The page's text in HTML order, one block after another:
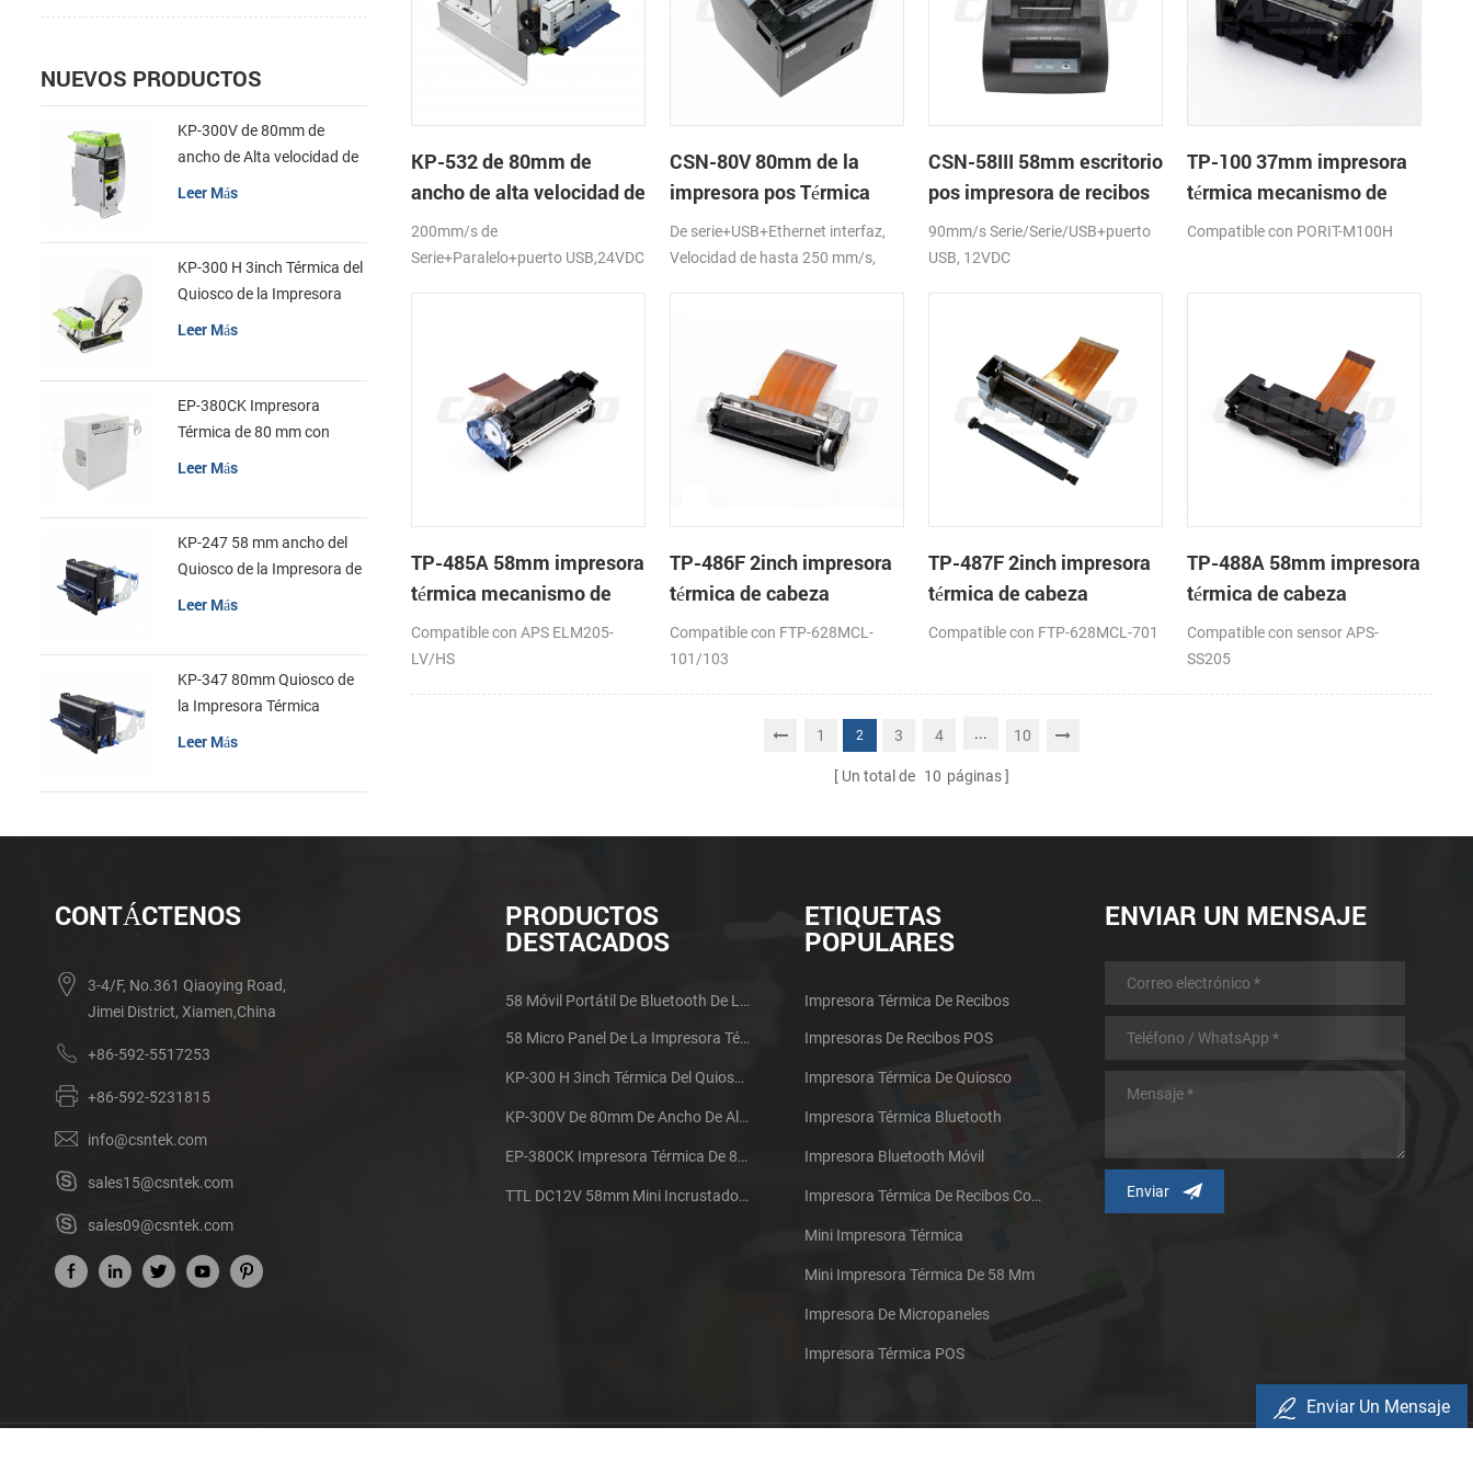
KP-532 de 80mm de
ancho de alta velocidad de
la impresora térmica del
quiosco
200mm/s de
Serie+Paralelo+puerto USB,24VDC
CSN-80V 80mm de la
impresora pos Térmica
De serie+USB+Ethernet interfaz,
Velocidad de hasta 250 mm/s,
CSN-58III 58mm escritorio
pos impresora de recibos
térmica
90mm/s Serie/Serie/USB+puerto
USB, 12VDC
TP-100 37mm impresora
térmica mecanismo de
Compatible con PORIT-M100H
TP-485A 58mm impresora
térmica mecanismo de
Compatible con APS ELM205-
LV/HS
TP-486F 2inch impresora
térmica de cabeza
Compatible con FTP-628MCL-
101/103
TP-487F 2inch impresora
térmica de cabeza
Compatible con FTP-628MCL-701
TP-488A 58mm impresora
térmica de cabeza
Compatible con sensor APS-
SS205
1 2 3 4 ... 10
Un total de 10 páginas
NUEVOS PRODUCTOS
KP-300V de 80mm de
ancho de Alta velocidad de
la Impresora Térmica del
Leer Más
KP-300 H 3inch Térmica del
Quiosco de la Impresora
Módulo de
Leer Más
EP-380CK Impresora
Térmica de 80 mm con
Leer Más
KP-247 58 mm ancho del
Quiosco de la Impresora de
Leer Más
KP-347 80mm Quiosco de
la Impresora Térmica
Leer Más
CONTÁCTENOS
3-4/F, No.361 Qiaoying Road,
Jimei District, Xiamen,China
+86-592-5517253
+86-592-5231815
info@csntek.com
sales15@csntek.com
sales09@csntek.com
PRODUCTOS
DESTACADOS
58 Móvil Portátil De Bluetooth De La Impresora Térmica De PTP-II
58 Micro Panel De La Impresora Térmica De Recibos CSN-A1
KP-300 H 3inch Térmica Del Quiosco De La Impresora Módulo De
KP-300V De 80mm De Ancho De Alta Velocidad De La Impresora Térmica Del Quiosco
EP-380CK Impresora Térmica De 80 Mm Con Bloqueo De La Tapa
TTL DC12V 58mm Mini Incrustado Taxi De La Impresora Térmica De Recibos
ETIQUETAS
POPULARES
Impresora Térmica De Recibos
Impresoras De Recibos POS
Impresora Térmica De Quiosco
Impresora Térmica Bluetooth
Impresora Bluetooth Móvil
Impresora Térmica De Recibos Con Micropanel.
Mini Impresora Térmica
Mini Impresora Térmica De 58 Mm
Impresora De Micropaneles
Impresora Térmica POS
ENVIAR UN MENSAJE
Enviar Un Mensaje